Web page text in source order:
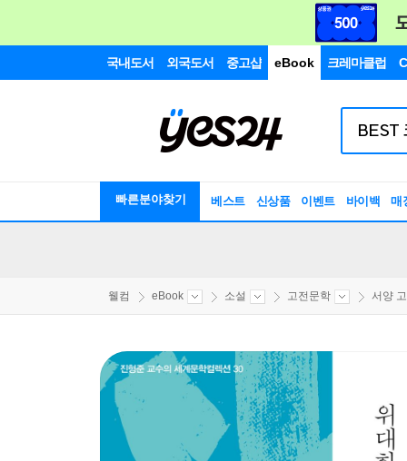
국내도서 외국도서 중고샵 eBook 크레마클럽
빠른분야찾기 베스트 신상품 이벤트 바이백 매
웰컴 eBook 소설 고전문학 서양